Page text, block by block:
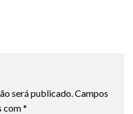
será publicado. Campos
com*